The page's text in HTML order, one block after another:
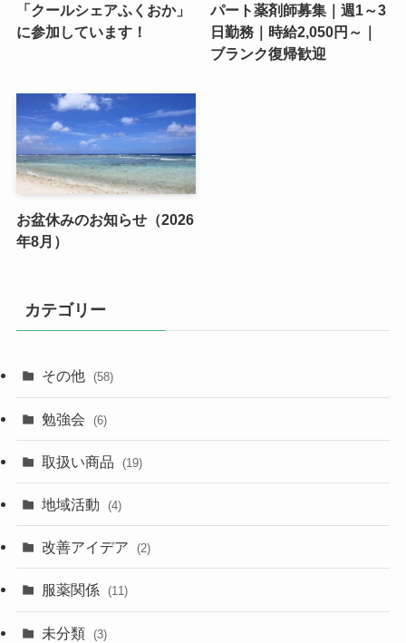
「クールシェアふくおか」
に参加しています！
パート薬剤師募集｜週1～3
日勤務｜時給2,050円～｜
ブランク復帰歓迎
お盆休みのお知らせ（2026
年8月）
カテゴリー
その他 (58)
勉強会 (6)
取扱い商品 (19)
地域活動 (4)
改善アイデア (2)
服薬関係 (11)
未分類 (3)